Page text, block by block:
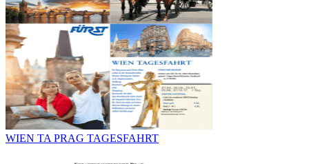
WIEN TA PRAG TAGESFAHRT